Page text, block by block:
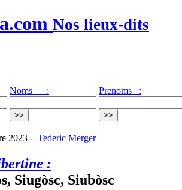
Nos lieux-dits
Noms : Prenoms :
2023 - Tederic Merger
:
Siugòsc, Siubòsc